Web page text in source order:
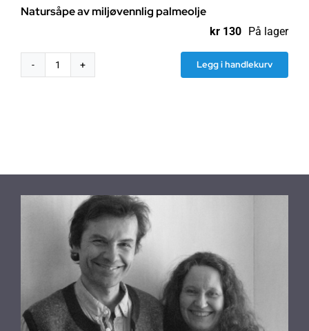
Natursåpe av miljøvennlig palmeolje
kr 130 På lager
Natursåpe
Legg i handlekurv